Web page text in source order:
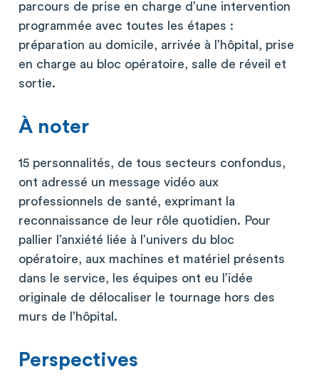
parcours de prise en charge d’une intervention
programmée avec toutes les étapes :
préparation au domicile, arrivée à l’hôpital, prise
en charge au bloc opératoire, salle de réveil et
sortie.
À noter
15 personnalités, de tous secteurs confondus,
ont adressé un message vidéo aux
professionnels de santé, exprimant la
reconnaissance de leur rôle quotidien. Pour
pallier l’anxiété liée à l’univers du bloc
opératoire, aux machines et matériel présents
dans le service, les équipes ont eu l’idée
originale de délocaliser le tournage hors des
murs de l’hôpital.
Perspectives